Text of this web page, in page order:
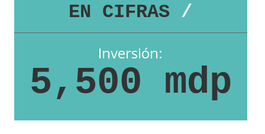
EN CIFRAS /
Inversión:
5,500 mdp